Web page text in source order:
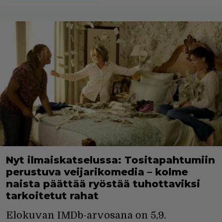
Nyt ilmaiskatselussa: Tositapahtumiin
perustuva veijarikomedia – kolme
naista päättää ryöstää tuhottaviksi
tarkoitetut rahat
Elokuvan IMDb-arvosana on 5,9.